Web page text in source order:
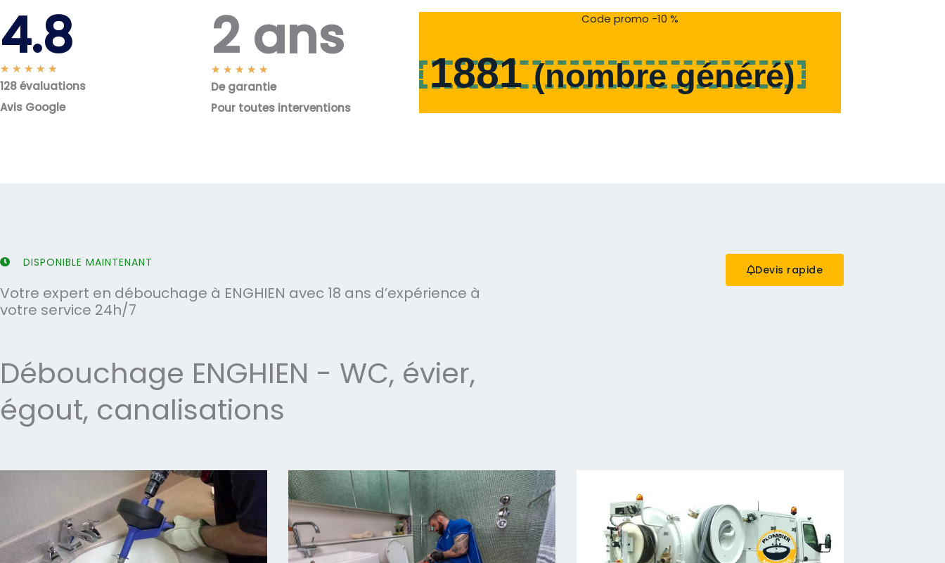
4.8
★ ★ ★ ★ ★
o
t
128 évaluations
Avis Google
2 ans
★ ★ ★ ★ ★
o
De garantie
Pour toutes interventions
Code promo -10 %
1881(nombre généré)
DISPONIBLE MAINTENANT
Votre expert en débouchage à ENGHIEN avec 18 ans d’expérience à
votre service 24h/7
Débouchage ENGHIEN - WC, évier,
égout, canalisations
Devis rapide